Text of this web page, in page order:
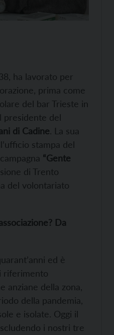
ha lavorato per
prima come
del bar Trieste in
presidente del
di Cadine. La sua
stampa del
“Gente
di Trento
del volontariato
Da
ed è
riferimento
anziane della zona,
della pandemia,
e isolate. Oggi il
i nostri tre